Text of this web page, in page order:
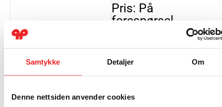
Samtykke Detaljer Om
Denne nettsiden anvender cookies
Pris: På
forespørsel
Varmepumpetak i
Tilbehør til ​Panasonic